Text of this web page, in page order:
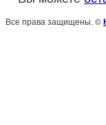
Все права защищены. ©